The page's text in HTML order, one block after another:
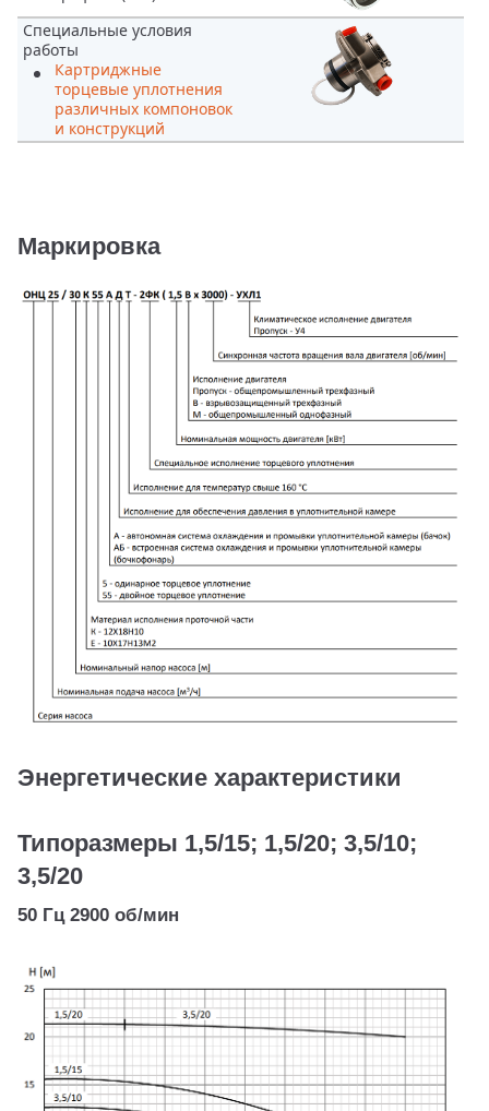
Специальные условия
работы
Картриджные
торцевые уплотнения
различных компоновок
и конструкций
Маркировка
Энергетические характеристики
Типоразмеры 1,5/15; 1,5/20; 3,5/10;
3,5/20
50 Гц 2900 об/мин